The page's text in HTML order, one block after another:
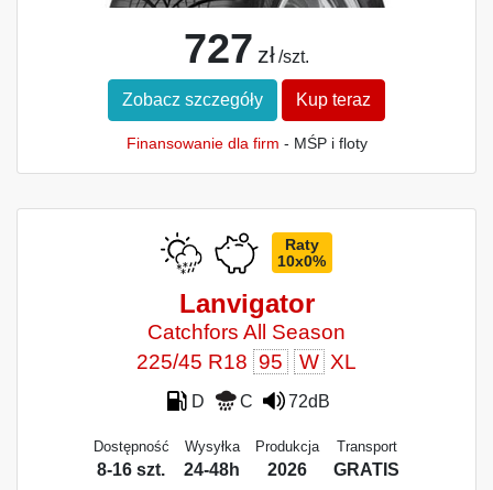
727 zł /szt.
Zobacz szczegóły Kup teraz
Finansowanie dla firm - MŚP i floty
Raty
10x0%
Lanvigator
Catchfors All Season
225/45 R18 95 W XL
D C 72dB
Dostępność
8-16 szt.
Wysyłka
24-48h
Produkcja
2026
Transport
GRATIS